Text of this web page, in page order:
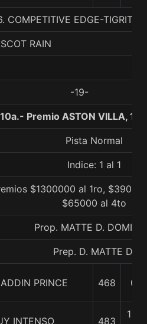
COMPETITIVE EDGE-TIGRITA-
RAIN
-19-
10a.- Premio ASTON VILLA,
Pista Normal
Indice: 1 al 1
$1300000 al 1ro,
$65000 al 4to
Prop. MATTE D.
Prep. D. MATTE D.
PRINCE 468 0/0
INTENSO 483
1 3/